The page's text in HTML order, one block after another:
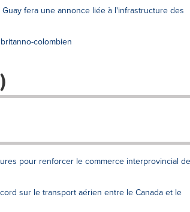
fera une annonce liée à l'infrastructure des
colombien
pour renforcer le commerce interprovincial de
sur le transport aérien entre le Canada et le